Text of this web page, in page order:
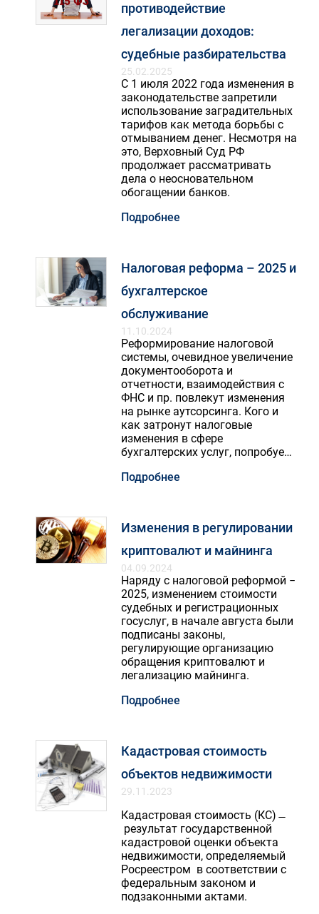
противодействие
легализации доходов:
судебные разбирательства
25.02.2025
С 1 июля 2022 года изменения в
законодательстве запретили
использование заградительных
тарифов как метода борьбы с
отмыванием денег. Несмотря на
это, Верховный Суд РФ
продолжает рассматривать
дела о неосновательном
обогащении банков.
Подробнее
Налоговая реформа – 2025 и
бухгалтерское
обслуживание
11.10.2024
Реформирование налоговой
системы, очевидное увеличение
документооборота и
отчетности, взаимодействия с
ФНС и пр. повлекут изменения
на рынке аутсорсинга. Кого и
как затронут налоговые
изменения в сфере
бухгалтерских услуг, попробуем
Подробнее
Изменения в регулировании
криптовалют и майнинга
04.09.2024
Наряду с налоговой реформой −
2025, изменением стоимости
судебных и регистрационных
госуслуг, в начале августа были
подписаны законы,
регулирующие организацию
обращения криптовалют и
легализацию майнинга.
Подробнее
Кадастровая стоимость
объектов недвижимости
29.11.2023
Кадастровая стоимость (КС) ̶
результат государственной
кадастровой оценки объекта
недвижимости, определяемый
Росреестром в соответствии с
федеральным законом и
подзаконными актами.